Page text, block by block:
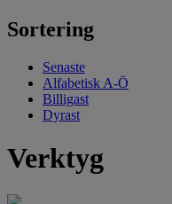
Sortering
Senaste
Alfabetisk A-Ö
Billigast
Dyrast
Verktyg